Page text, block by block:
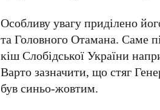
Особливу увагу приділено
таГоловного Отамана. Саме
кіш Слобідської України
Варто зазначити, що стяг
бувсиньо-жовтим.